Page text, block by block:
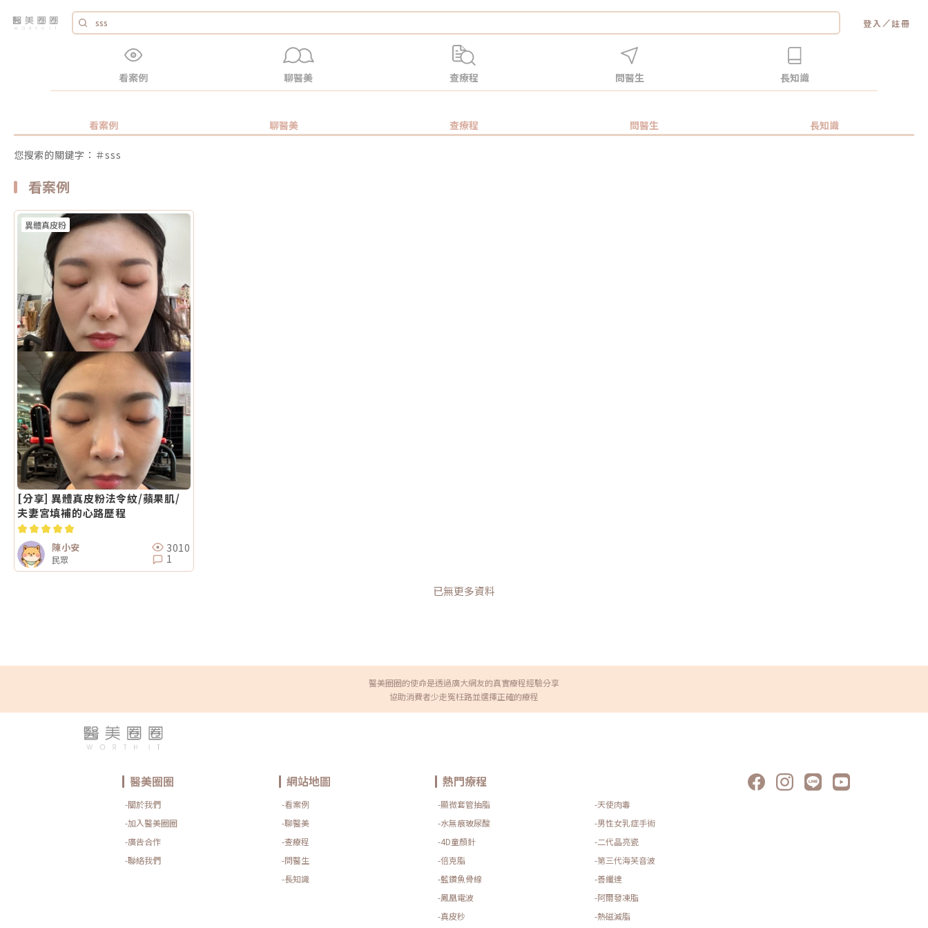
登入 ／註冊
看案例 聊醫美 查療程 問醫生 長知識
看案例 聊醫美 查療程 問醫生 長知識
您搜索的關鍵字：＃sss
看案例
異體真皮粉
[分享] 異體真皮粉法令紋/蘋果肌/
夫妻宮填補的心路歷程
陳小安
民眾
3010
1
已無更多資料
醫美圈圈的使命是透過廣大網友的真實療程經驗分享
協助消費者少走冤枉路並選擇正確的療程
醫美圈圈
-關於我們
-加入醫美圈圈
-廣告合作
-聯絡我們
網站地圖
-看案例
-聊醫美
-查療程
-問醫生
-長知識
熱門療程
-顯微套管抽脂
-天使肉毒
-水無痕玻尿酸
-男性女乳症手術
-4D童顏針
-二代晶亮瓷
-倍克脂
-第三代海芙音波
-藍鑽魚骨線
-善纖達
-鳳凰電波
-阿爾發凍脂
-真皮秒
-熱磁減脂